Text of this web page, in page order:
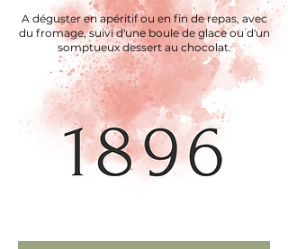
A déguster en apéritif ou en fin de repas, avec
du fromage, suivi d'une boule de glace ou d'un
somptueux dessert au chocolat.